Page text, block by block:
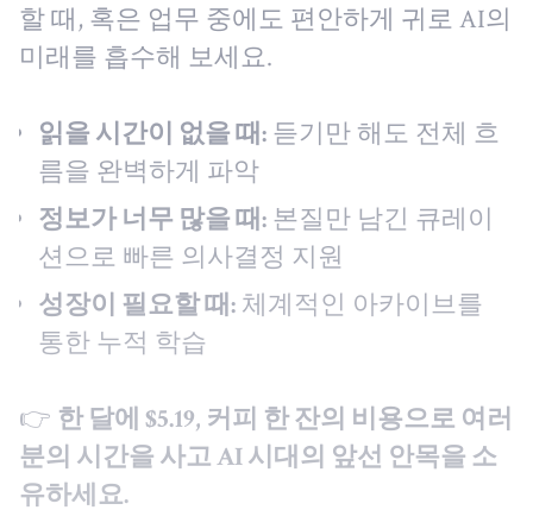
할 때, 혹은 업무 중에도 편안하게 귀로 AI의
미래를 흡수해 보세요.
읽을 시간이 없을 때: 듣기만 해도 전체 흐
름을 완벽하게 파악
정보가 너무 많을 때: 본질만 남긴 큐레이
션으로 빠른 의사결정 지원
성장이 필요할 때: 체계적인 아카이브를
통한 누적 학습
👉 한 달에 $5.19, 커피 한 잔의 비용으로 여러
분의 시간을 사고 AI 시대의 앞선 안목을 소
유하세요.